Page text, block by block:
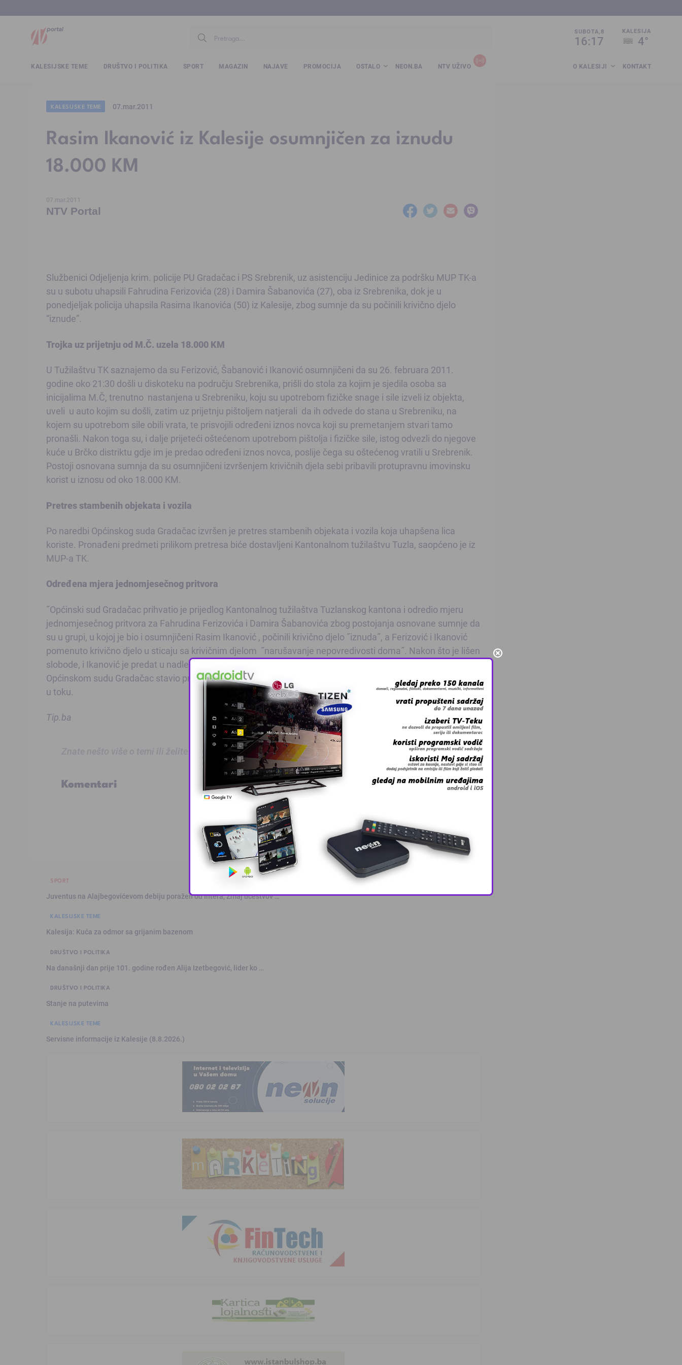
SUBOTA,8
16:17
KALESIJA
4°
KALESIJSKE TEME DRUŠTVO I POLITIKA SPORT MAGAZIN NAJAVE PROMOCIJA OSTALO NEON.BA NTV UŽIVO O KALESIJI KONTAKT
KALESIJSKE TEME 07.mar.2011
Rasim Ikanović iz Kalesije osumnjičen za iznudu
18.000 KM
07.mar.2011
NTV Portal
Službenici Odjeljenja krim. policije PU Gradačac i PS Srebrenik, uz asistenciju Jedinice za podršku MUP TK-a
su u subotu uhapsili Fahrudina Ferizovića (28) i Damira Šabanovića (27), oba iz Srebrenika, dok je u
ponedjeljak policija uhapsila Rasima Ikanovića (50) iz Kalesije, zbog sumnje da su počinili krivično djelo
“iznude”.
Trojka uz prijetnju od M.Č. uzela 18.000 KM
U Tužilaštvu TK saznajemo da su Ferizović, Šabanović i Ikanović osumnjičeni da su 26. februara 2011.
godine oko 21:30 došli u diskoteku na području Srebrenika, prišli do stola za kojim je sjedila osoba sa
inicijalima M.Č, trenutno nastanjena u Srebreniku, koju su upotrebom fizičke snage i sile izveli iz objekta,
uveli u auto kojim su došli, zatim uz prijetnju pištoljem natjerali da ih odvede do stana u Srebreniku, na
kojem su upotrebom sile obili vrata, te prisvojili određeni iznos novca koji su premetanjem stvari tamo
pronašli. Nakon toga su, i dalje prijeteći oštećenom upotrebom pištolja i fizičke sile, istog odvezli do njegove
kuće u Brčko distriktu gdje im je predao određeni iznos novca, poslije čega su oštećenog vratili u Srebrenik.
Postoji osnovana sumnja da su osumnjičeni izvršenjem krivičnih djela sebi pribavili protupravnu imovinsku
korist u iznosu od oko 18.000 KM.
Pretres stambenih objekata i vozila
Po naredbi Općinskog suda Gradačac izvršen je pretres stambenih objekata i vozila koja uhapšena lica
koriste. Pronađeni predmeti prilikom pretresa biće dostavljeni Kantonalnom tužilaštvu Tuzla, saopćeno je iz
MUP-a TK.
Određena mjera jednomjesečnog pritvora
˝Općinski sud Gradačac prihvatio je prijedlog Kantonalnog tužilaštva Tuzlanskog kantona i odredio mjeru
jednomjesečnog pritvora za Fahrudina Ferizovića i Damira Šabanovića zbog postojanja osnovane sumnje da
su u grupi, u kojoj je bio i osumnjičeni Rasim Ikanović , počinili krivično djelo ˝iznuda˝, a Ferizović i Ikanović
pomenuto krivično djelo u sticaju sa krivičnim djelom ˝narušavanje nepovredivosti doma˝. Nakon što je lišen
slobode, i Ikanović je predat u nadležnost Tužilaštva, gdje je ispitan, te je postupajući tužilac i za ovu osobu
Općinskom sudu Gradačac stavio prijedlog za određivanje pritvora˝, saopćeno je iz Tužilaštva TK. istraga je
u toku.
Tip.ba
Znate nešto više o temi ili želite prijaviti grešku u tekstu?
Komentari
SPORT
Juventus na Alajbegovićevom debiju poražen od Intera, Zmaj učestvov …
KALESIJSKE TEME
Kalesija: Kuća za odmor sa grijanim bazenom
DRUŠTVO I POLITIKA
Na današnji dan prije 101. godine rođen Alija Izetbegović, lider ko …
DRUŠTVO I POLITIKA
Stanje na putevima
KALESIJSKE TEME
Servisne informacije iz Kalesije (8.8.2026.)